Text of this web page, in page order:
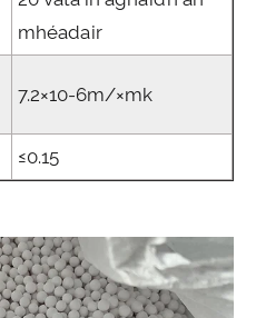
mhéadair
7.2×10-6m/×mk
≤0.15